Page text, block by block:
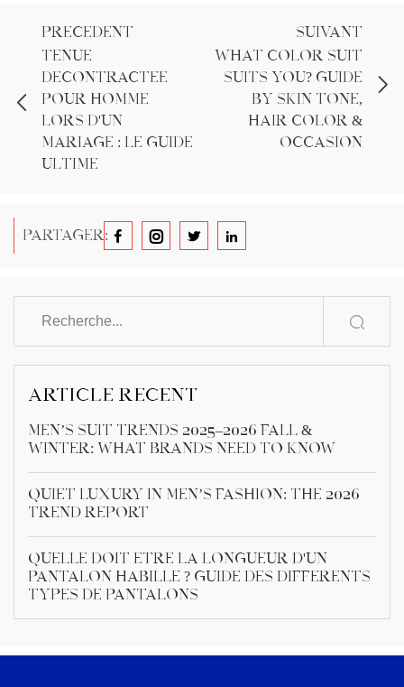
PRÉCÉDENT
Tenue
décontractée
pour homme
lors d'un
mariage : le guide
ultime
SUIVANT
What Color Suit
Suits You? Guide
by Skin Tone,
Hair Color &
Occasion
PARTAGER:
ARTICLE RÉCENT
Men’s Suit Trends 2025–2026 Fall &
Winter: What Brands Need to Know
Quiet Luxury in Men’s Fashion: The 2026
Trend Report
Quelle doit être la longueur d'un
pantalon habillé ? Guide des différents
types de pantalons